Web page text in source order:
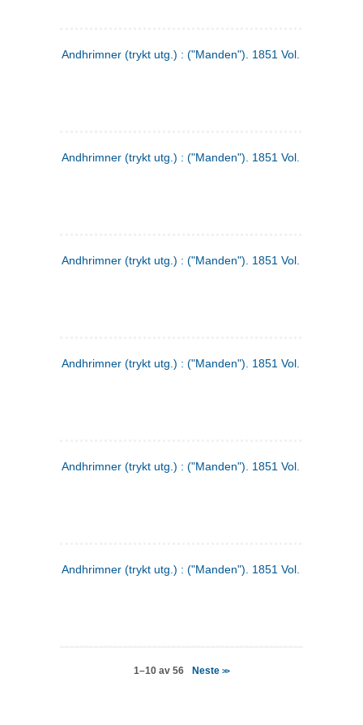
Andhrimner (trykt utg.) : ("Manden"). 1851 Vol. 2 Nr. 1
Andhrimner (trykt utg.) : ("Manden"). 1851 Vol. 1 Nr. 10
Andhrimner (trykt utg.) : ("Manden"). 1851 Vol. 1 Nr. 3
Andhrimner (trykt utg.) : ("Manden"). 1851 Vol. 2 Nr. 4
Andhrimner (trykt utg.) : ("Manden"). 1851 Vol. 2 Nr. 6
Andhrimner (trykt utg.) : ("Manden"). 1851 Vol. 1 Nr. 6
1–10 av 56 Neste>>